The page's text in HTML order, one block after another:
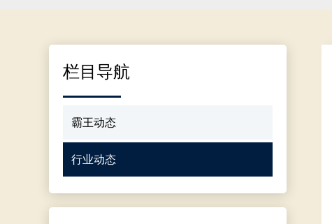
栏目导航
霸王动态
行业动态